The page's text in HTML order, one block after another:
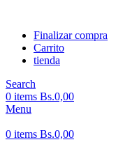
Finalizar compra
Carrito
tienda
Search
0 items Bs.0,00
Menu
0 items Bs.0,00